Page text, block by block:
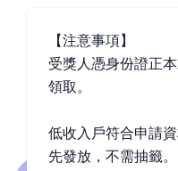
【注意事項】
受獎人憑身份證正
領取。
低收入戶符合申請
先發放，不需抽籤。